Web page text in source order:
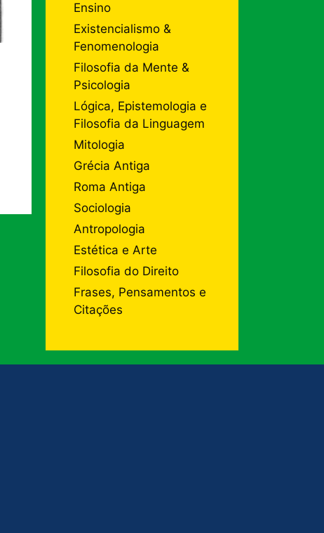
Ensino
Existencialismo &
Fenomenologia
Filosofia da Mente &
Psicologia
Lógica, Epistemologia e
Filosofia da Linguagem
Mitologia
Grécia Antiga
Roma Antiga
Sociologia
Antropologia
Estética e Arte
Filosofia do Direito
Frases, Pensamentos e
Citações